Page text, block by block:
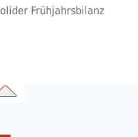
Frühjahrsbilanz